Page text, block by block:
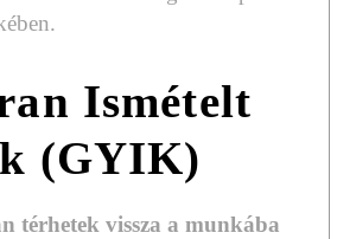
Ismételt
(GYIK)
térhetek vissza a munkába